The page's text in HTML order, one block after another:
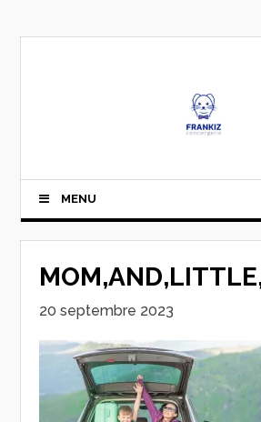
MENU
20 septembre 2023